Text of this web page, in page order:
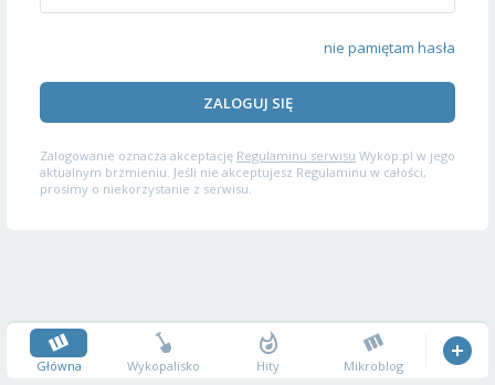
nie pamiętam hasła
ZALOGUJ SIĘ
Zalogowanie oznacza akceptację Regulaminu serwisu Wykop.pl w jego
aktualnym brzmieniu. Jeśli nie akceptujesz Regulaminu w całości,
prosimy o niekorzystanie z serwisu.
Główna Wykopalisko Hity Mikroblog